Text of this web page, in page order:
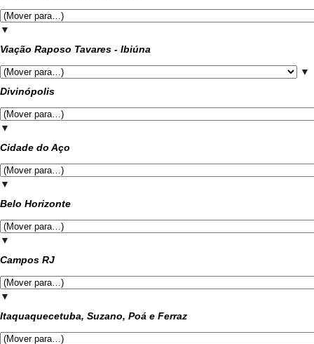
▼
Viação Raposo Tavares - Ibiúna
▼
Divinópolis
▼
Cidade do Aço
▼
Belo Horizonte
▼
Campos RJ
▼
Itaquaquecetuba, Suzano, Poá e Ferraz